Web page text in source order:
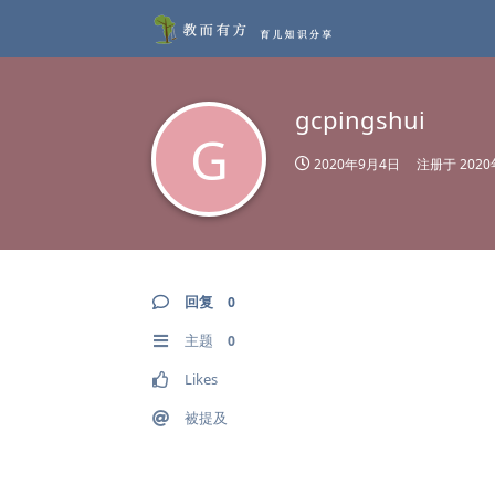
G
gcpingshui
2020年9月4日 注册于2020
回复 0
主题 0
Likes
被提及